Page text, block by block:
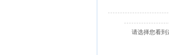
请选择您看到